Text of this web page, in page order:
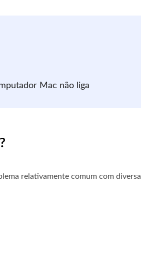
Mac não liga
relativamente comum com